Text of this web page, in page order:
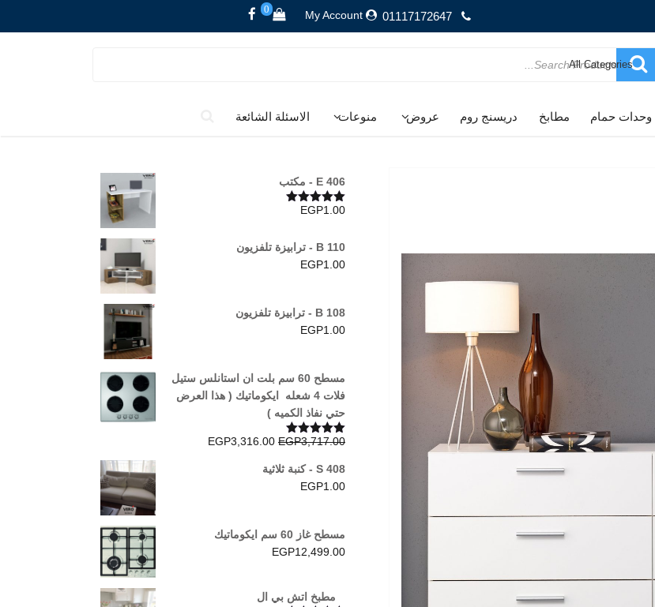
01117172647
My Account
0
Search
for
وحدات حمام مطابخ دريسنج روم عروض منوعات الاسئلة الشائعة
E 406 - مكتب
تم التقييم
EGP1.00
B 110 - ترابيزة تلفزيون
EGP1.00
B 108 - ترابيزة تلفزيون
EGP1.00
مسطح 60 سم بلت ان استانلس ستيل
فلات 4 شعله ايكوماتيك ( هذا العرض
حتي نفاذ الكميه )
تم التقييمEGP3,717.00
السعر
هو:
EGP3,316.00
EGP3,316.00.
S 408 - كنبة ثلاثية
EGP1.00
مسطح غاز 60 سم ايكوماتيك
EGP12,499.00
مطبخ اتش بي ال